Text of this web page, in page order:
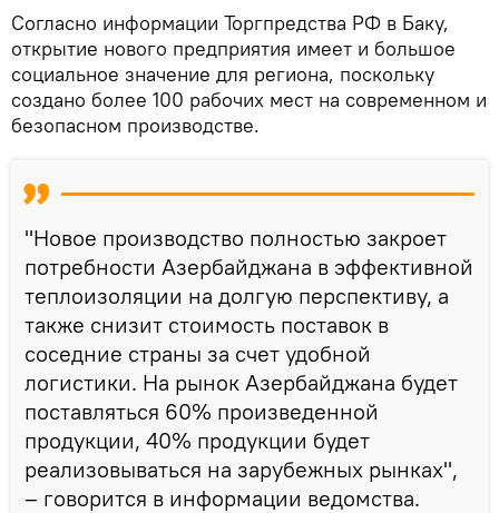
Согласно информации Торгпредства РФ в Баку,
открытие нового предприятия имеет и большое
социальное значение для региона, поскольку
создано более 100 рабочих мест на современном и
безопасном производстве.
"Новое производство полностью закроет
потребности Азербайджана в эффективной
теплоизоляции на долгую перспективу, а
также снизит стоимость поставок в
соседние страны за счет удобной
логистики. На рынок Азербайджана будет
поставляться 60% произведенной
продукции, 40% продукции будет
реализовываться на зарубежных рынках",
– говорится в информации ведомства.